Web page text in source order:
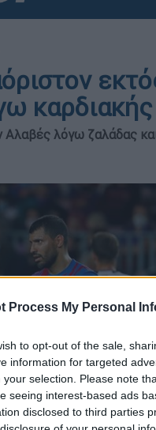
Process My Personal
to opt-out of the sale,
information for targeted
your selection. Please note
seeing interest-based ads
disclosed to third parties
καρδιακής
λόγω ζαλάδας